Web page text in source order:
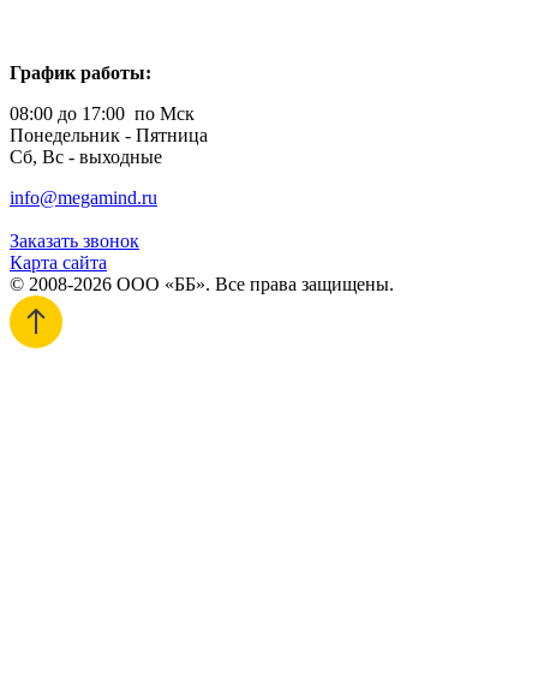
График работы:
08:00 до 17:00 по Мск
Понедельник - Пятница
Сб, Вс - выходные
info@megamind.ru
Заказать звонок
Карта сайта
© 2008-2026 ООО «ББ». Все права защищены.